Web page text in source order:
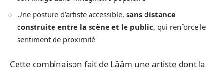
Une posture d’artiste accessible, sans distance
construite entre la scène et le public, qui renforce le
sentiment de proximité
Cette combinaison fait de Lââm une artiste dont la